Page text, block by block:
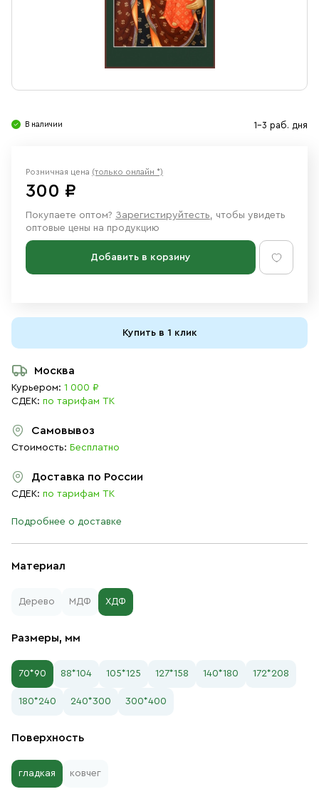
Ювелирные изделия
В наличии 1-3 раб. дня
Материал
Дерево МДФ ХДФ
Размеры, мм
70*90 88*104 105*125 127*158 140*180 172*208
180*240 240*300 300*400
Поверхность
гладкая ковчег
Розничная цена (только онлайн *)
300 ₽
Покупаете оптом? Зарегистируйтесть, чтобы увидеть
оптовые цены на продукцию
Добавить в корзину
Купить в 1 клик
Москва
Курьером: 1 000 ₽
СДЕК: по тарифам ТК
Самовывоз
Стоимость: Бесплатно
Доставка по России
СДЕК: по тарифам ТК
Подробнее о доставке